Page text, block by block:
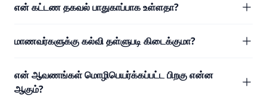
என் கட்டண தகவல் பாதுகாப்பாக உள்ளதா?
மாணவர்களுக்கு கல்வி தள்ளுபடி கிடைக்குமா?
என் ஆவணங்கள் மொழிபெயர்க்கப்பட்ட பிறகு என்ன
ஆகும்?